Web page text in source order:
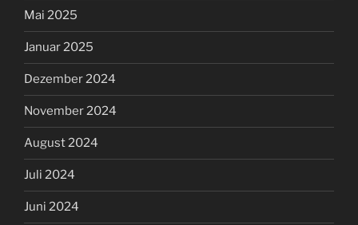
Mai 2025
Januar 2025
Dezember 2024
November 2024
August 2024
Juli 2024
Juni 2024